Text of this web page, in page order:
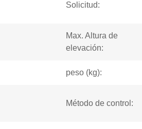
Solicitud:
Max. Altura de
elevación:
peso (kg):
Método de control: